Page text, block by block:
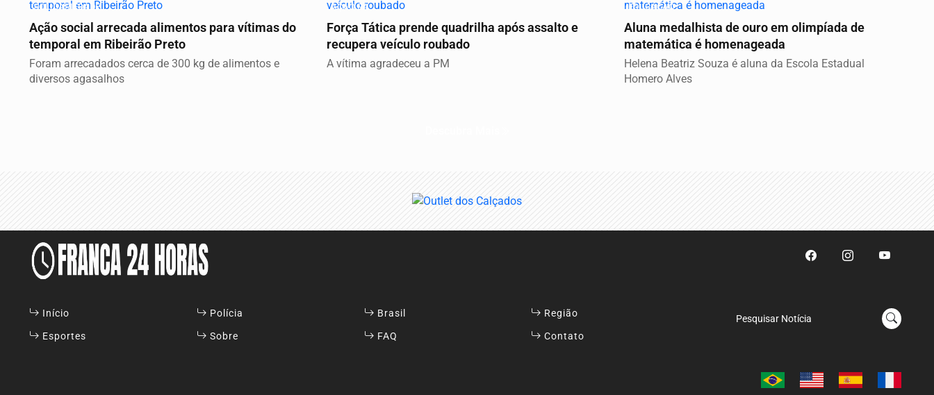
SOLIDARIEDADE
Ação social arrecada alimentos para vítimas do
temporal em Ribeirão Preto
Foram arrecadados cerca de 300 kg de alimentos e
diversos agasalhos
AÇÃO RÁ
Força Tática prende quadrilha após assalto e
recupera veículo roubado
A vítima agradeceu a PM
EDUCAÇÃO
Aluna medalhista de ouro em olimpíada de
matemática é homenageada
Helena Beatriz Souza é aluna da Escola Estadual
Homero Alves
Início Polícia Brasil
Região
Esportes
Sobre FAQ Contato
Pesquisar Notícia